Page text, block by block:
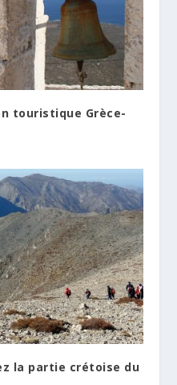
touristique Grèce-
la partie crétoise du